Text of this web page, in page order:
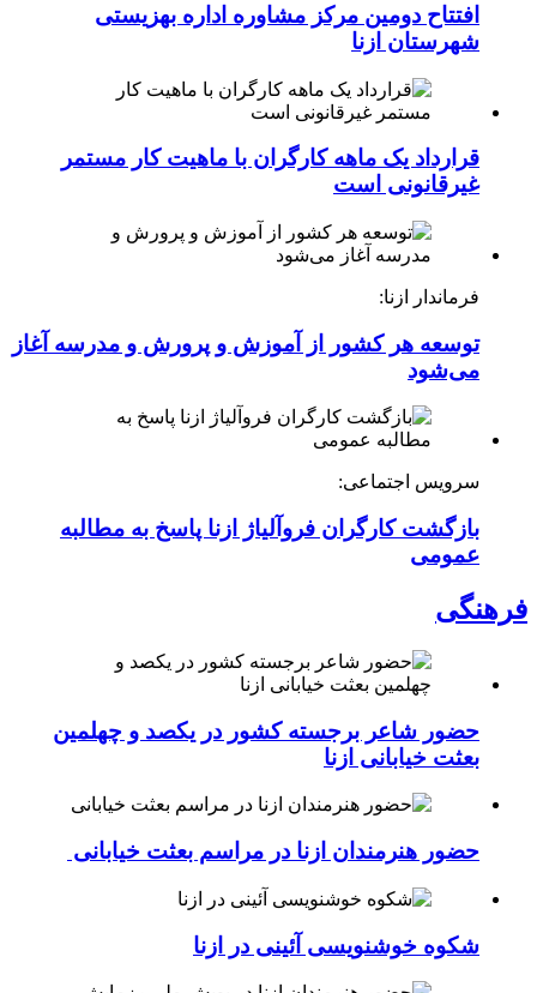
افتتاح دومین مرکز مشاوره اداره بهزیستی
شهرستان ازنا
قرارداد یک ماهه کارگران با ماهیت کار مستمر
غیرقانونی است
فرماندار ازنا:
توسعه هر کشور از آموزش و پرورش و مدرسه آغاز
می‌شود
سرویس اجتماعی:
بازگشت کارگران فروآلیاژ ازنا پاسخ به مطالبه
عمومی
فرهنگی
حضور شاعر برجسته کشور در یکصد و چهلمین
بعثت خیابانی ازنا
حضور هنرمندان ازنا در مراسم بعثت خیابانی
شکوه خوشنویسی آئینی در ازنا